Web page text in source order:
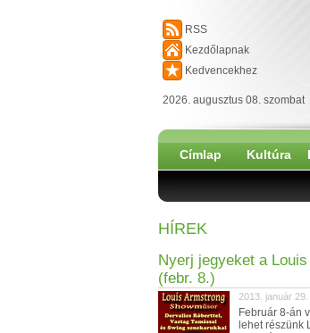
RSS
Kezdőlapnak
Kedvencekhez
2026. augusztus 08. szombat
Címlap Kultúra
HÍREK
Nyerj jegyeket a
(febr. 8.)
2013. január
Február 8-án
lehet részünk